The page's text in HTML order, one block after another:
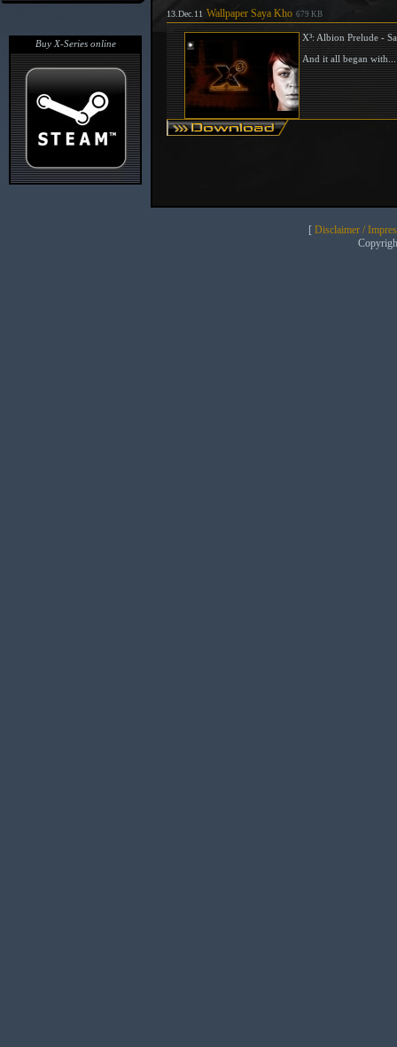
Buy X-Series online
13.Dec.11 Wallpaper Saya Kho 679 KB
X³: Albion Prelude -
And it all began
[ Disclaimer /